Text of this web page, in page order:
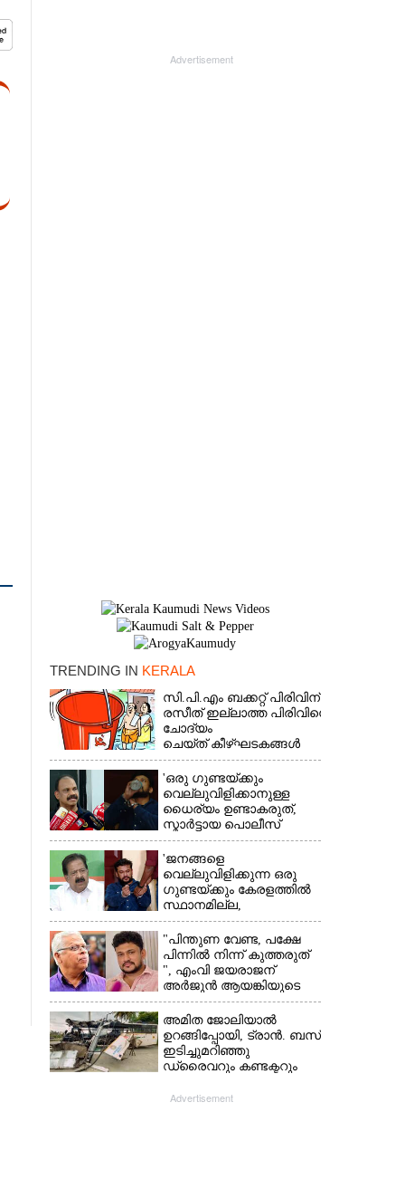
Advertisement
TRENDING IN KERALA
സി.പി.എം ബക്കറ്റ് പിരിവിന്:
രസീത് ഇല്ലാത്ത പിരിവിനെ
ചോദ്യം
ചെയ്ത് കീഴ്ഘടകങ്ങൾ
'ഒരു ഗുണ്ടയ്ക്കും
വെല്ലുവിളിക്കാനുള്ള
ധൈര്യം ഉണ്ടാകരുത്,
സ്മാർട്ടായ പൊലീസ്
കേരളത്തിലുണ്ട്':
എഡിജിപി പി വിജയൻ
'ജനങ്ങളെ
വെല്ലുവിളിക്കുന്ന ഒരു
ഗുണ്ടയ്ക്കും കേരളത്തിൽ
സ്ഥാനമില്ല,​
അവരെല്ലാം
പൊലീസിന്റെ
നിരീക്ഷണത്തിലാണ്'
"പിന്തുണ വേണ്ട,​ പക്ഷേ
പിന്നിൽ നിന്ന് കുത്തരുത്
", എംവി ജയരാജന്
അർജുൻ ആയങ്കിയുടെ
മറുപടി
അമിത ജോലിയാൽ
ഉറങ്ങിപ്പോയി, ട്രാൻ. ബസ്
ഇടിച്ചുമറിഞ്ഞു
ഡ്രൈവറും കണ്ടക്ടറും
-ബെംഗളൂരു
Advertisement
×